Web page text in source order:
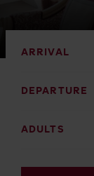
ARRIVAL
DEPARTURE
ADULTS